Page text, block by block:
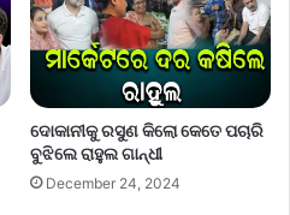
ଦୋକାନୀକୁ ରସୁଣ କିଲୋ କେତେ ପଚାରି
ବୁଝିଲେ ରାହୁଲ ଗାନ୍ଧୀ
December 24, 2024